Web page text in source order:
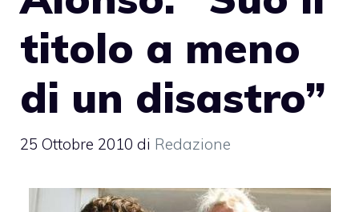
titolo a meno
di un disastro”
25 Ottobre 2010 di Redazione